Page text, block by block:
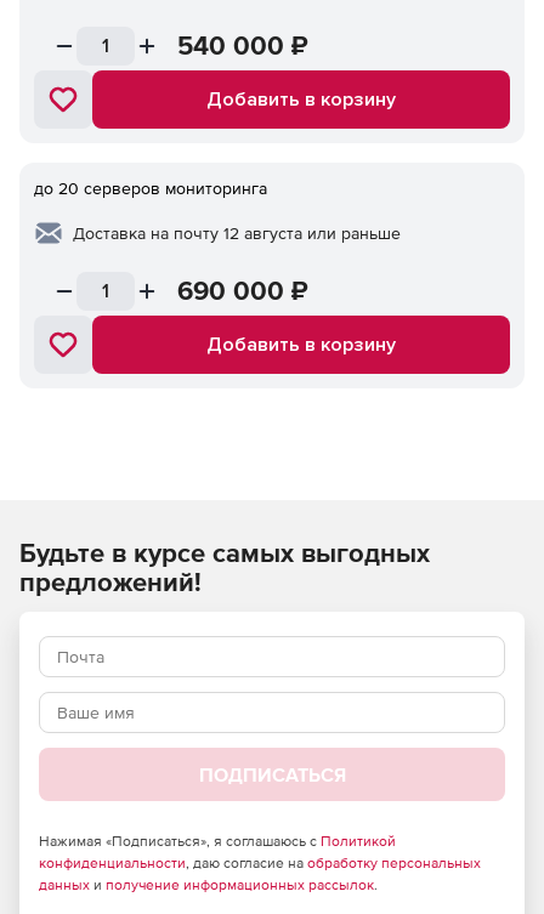
540 000 ₽
Добавить в корзину
до 20 серверов мониторинга
Доставка на почту 12 августа или раньше
690 000 ₽
Добавить в корзину
Будьте в курсе самых выгодных
предложений!
ПОДПИСАТЬСЯ
Нажимая «Подписаться», я соглашаюсь с Политикой
конфиденциальности, даю согласие на обработку персональных
данных и получение информационных рассылок.